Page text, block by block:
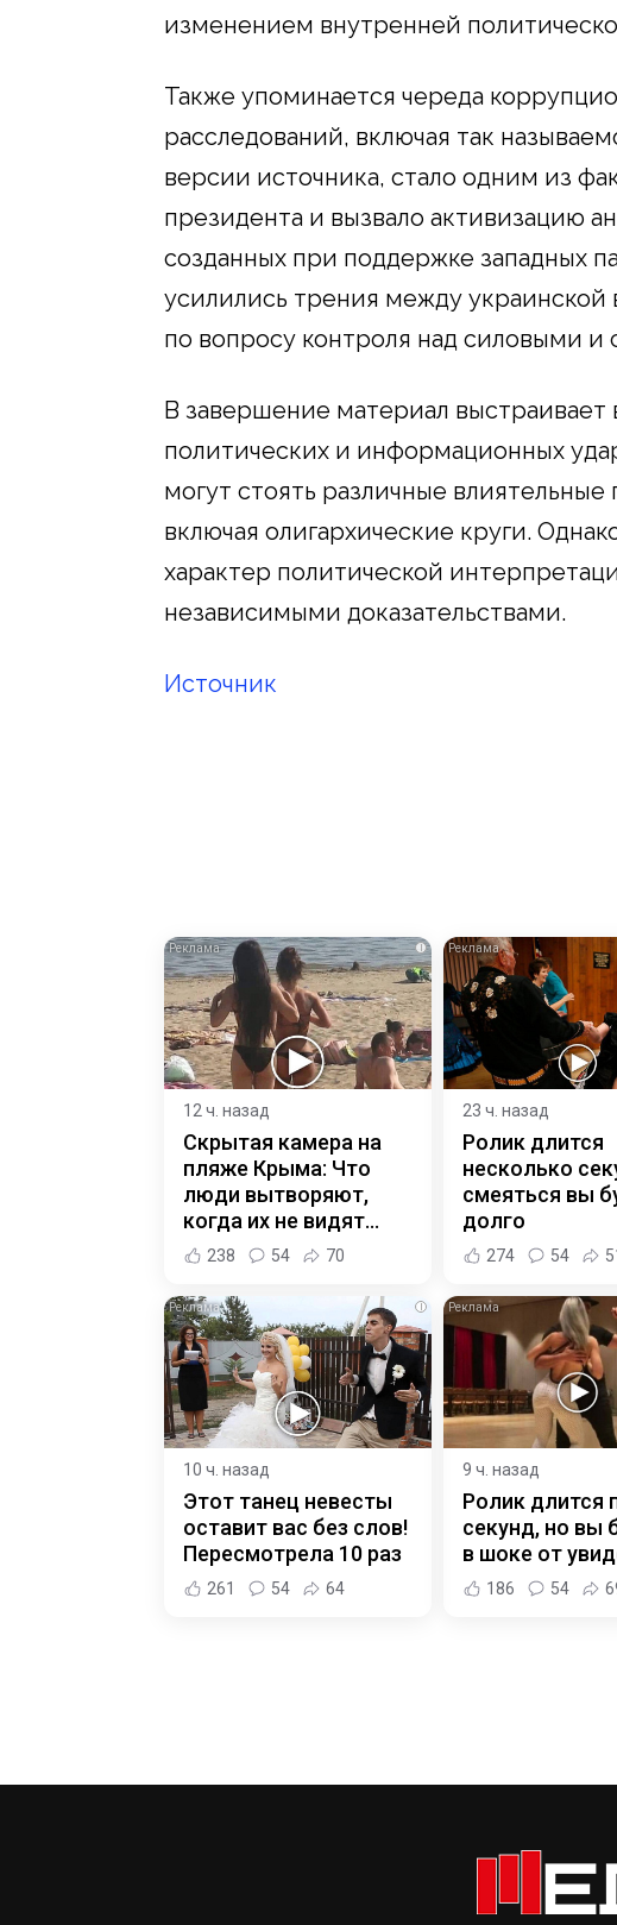
изменением внутренней
Также упоминается череда
расследований, включая так
версии источника, стало одним из
президента и вызвало активизацию
созданных при поддержке западных
усилились трения между
по вопросу контроля над силовыми и
В завершение материал
политических и информационных
могут стоять различные
включая олигархические круги.
характер политической
независимыми доказательствами.
Источник
i
12 ч. назад
Скрытая камера на
пляже Крыма: Что
люди вытворяют,
когда их не видят...
238 54 70
23 ч. назад
Ролик длится
несколько
смеяться вы
долго
274 54
i
10 ч. назад
Этот танец невесты
оставит вас без слов!
Пересмотрела 10 раз
261 54 64
9 ч. назад
Ролик длится
секунд, но вы
в шоке от
186 54